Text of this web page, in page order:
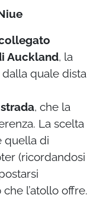
Auckland, la
quale dista
, che la
La scelta
quella di
(ricordandosi
l’atollo offre.